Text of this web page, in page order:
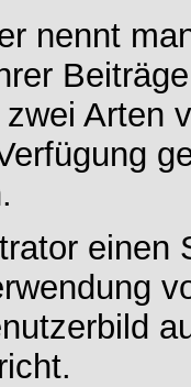
nennt
Arten
einen